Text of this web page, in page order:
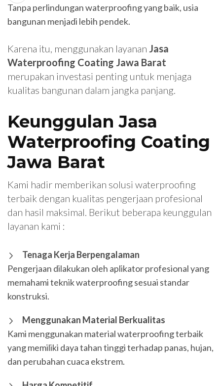
Tanpa perlindungan waterproofing yang baik, usia
bangunan menjadi lebih pendek.
Karena itu, menggunakan layanan Jasa
Waterproofing Coating Jawa Barat
merupakan investasi penting untuk menjaga
kualitas bangunan dalam jangka panjang.
Keunggulan Jasa
Waterproofing Coating
Jawa Barat
Kami hadir memberikan solusi waterproofing
terbaik dengan kualitas pengerjaan profesional
dan hasil maksimal. Berikut beberapa keunggulan
layanan kami :
Tenaga Kerja Berpengalaman
Pengerjaan dilakukan oleh aplikator profesional yang
memahami teknik waterproofing sesuai standar
konstruksi.
Menggunakan Material Berkualitas
Kami menggunakan material waterproofing terbaik
yang memiliki daya tahan tinggi terhadap panas, hujan,
dan perubahan cuaca ekstrem.